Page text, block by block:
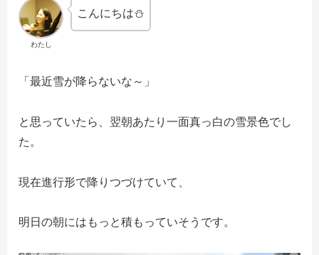
わたし
こんにちは⛄
「最近雪が降らないな～」
と思っていたら、翌朝あたり一面真っ白の雪景色でし
た。
現在進行形で降りつづけていて、
明日の朝にはもっと積もっていそうです。